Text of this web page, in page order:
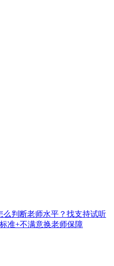
么判断老师水平？找支持试听
准+不满意换老师保障